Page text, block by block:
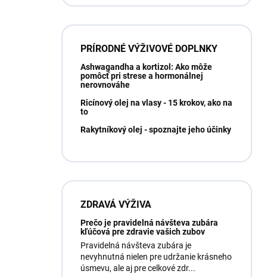
PRÍRODNÉ VÝŽIVOVÉ DOPLNKY
Ashwagandha a kortizol: Ako môže
pomôcť pri strese a hormonálnej
nerovnováhe
Ricínový olej na vlasy - 15 krokov, ako na
to
Rakytníkový olej - spoznajte jeho účinky
ZDRAVÁ VÝŽIVA
Prečo je pravidelná návšteva zubára
kľúčová pre zdravie vašich zubov
Pravidelná návšteva zubára je
nevyhnutná nielen pre udržanie krásneho
úsmevu, ale aj pre celkové zdr...